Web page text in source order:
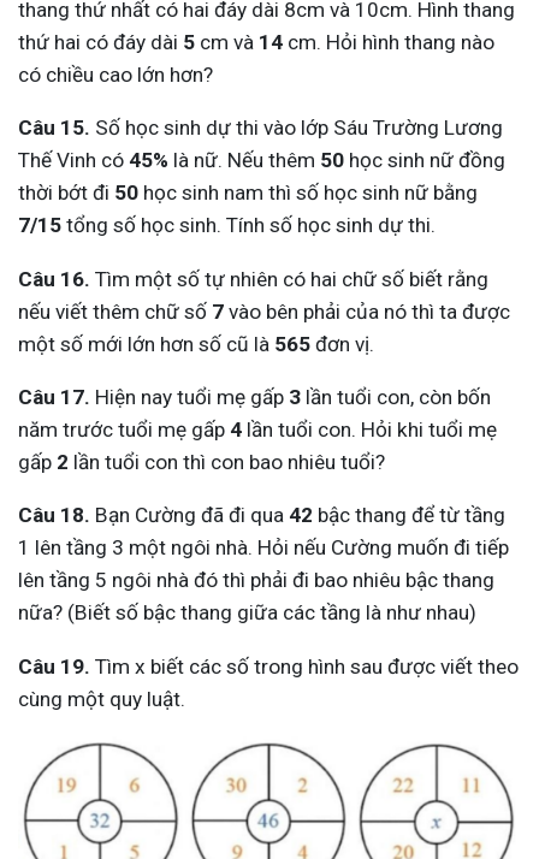
thang thứ nhất có hai đáy dài 8cm và 10cm. Hình thang
thứ hai có đáy dài 5 cm và 14 cm. Hỏi hình thang nào
có chiều cao lớn hơn?
Câu 15. Số học sinh dự thi vào lớp Sáu Trường Lương
Thế Vinh có 45% là nữ. Nếu thêm 50 học sinh nữ đồng
thời bớt đi 50 học sinh nam thì số học sinh nữ bằng
7/15 tổng số học sinh. Tính số học sinh dự thi.
Câu 16. Tìm một số tự nhiên có hai chữ số biết rằng
nếu viết thêm chữ số 7 vào bên phải của nó thì ta được
một số mới lớn hơn số cũ là 565 đơn vị.
Câu 17. Hiện nay tuổi mẹ gấp 3 lần tuổi con, còn bốn
năm trước tuổi mẹ gấp 4 lần tuổi con. Hỏi khi tuổi mẹ
gấp 2 lần tuổi con thì con bao nhiêu tuổi?
Câu 18. Bạn Cường đã đi qua 42 bậc thang để từ tầng
1 lên tầng 3 một ngôi nhà. Hỏi nếu Cường muốn đi tiếp
lên tầng 5 ngôi nhà đó thì phải đi bao nhiêu bậc thang
nữa? (Biết số bậc thang giữa các tầng là như nhau)
Câu 19. Tìm x biết các số trong hình sau được viết theo
cùng một quy luật.